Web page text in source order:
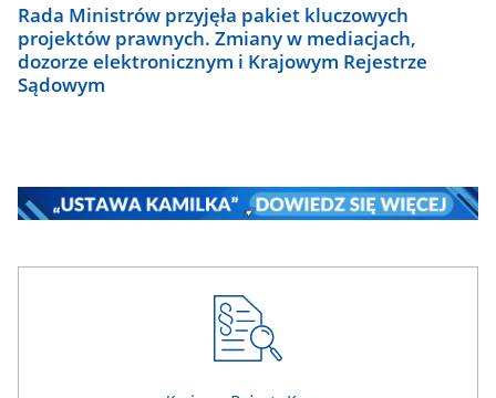
Rada Ministrów przyjęła pakiet kluczowych
projektów prawnych. Zmiany w mediacjach,
dozorze elektronicznym i Krajowym Rejestrze
Sądowym